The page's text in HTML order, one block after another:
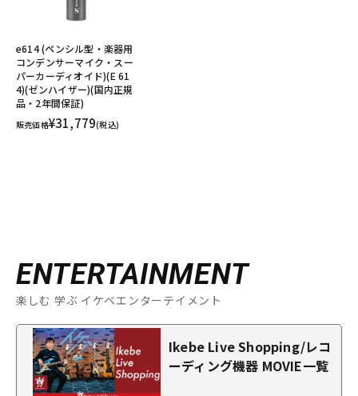
e614 (ペンシル型・楽器用
コンデンサーマイク・スー
パーカーディオイド)(E 61
4)(ゼンハイザー)(国内正規
品・2年間保証)
販売価格¥31,779(税込)
ENTERTAINMENT
楽しむ 学ぶ イケベエンターテイメント
Ikebe Live Shopping/レコ
ーディング機器 MOVIE一覧